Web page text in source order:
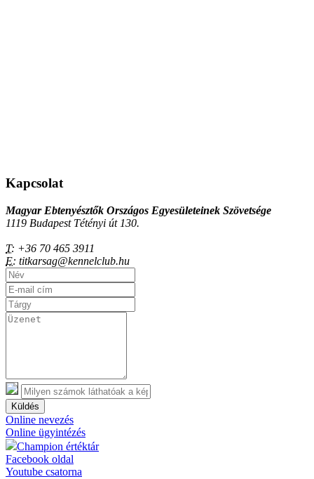
Kapcsolat
Magyar Ebtenyésztők Országos Egyesületeinek Szövetsége
1119 Budapest Tétényi út 130.
T: +36 70 465 3911
E: titkarsag@kennelclub.hu
Küldés
Online nevezés
Online ügyintézés
Champion értéktár
Facebook oldal
Youtube csatorna